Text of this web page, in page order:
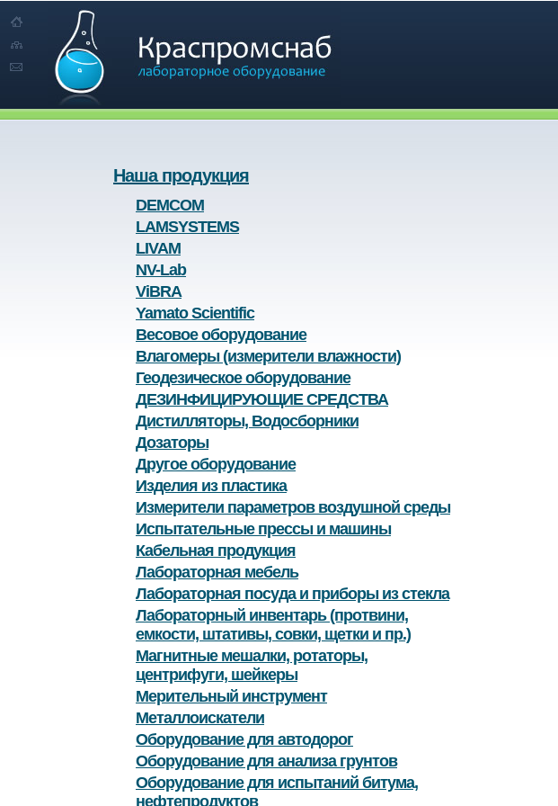
Наша продукция
DEMCOM
LAMSYSTEMS
LIVAM
NV-Lab
ViBRA
Yamato Scientific
Весовое оборудование
Влагомеры (измерители влажности)
Геодезическое оборудование
ДЕЗИНФИЦИРУЮЩИЕ СРЕДСТВА
Дистилляторы, Водосборники
Дозаторы
Другое оборудование
Изделия из пластика
Измерители параметров воздушной среды
Испытательные прессы и машины
Кабельная продукция
Лабораторная мебель
Лабораторная посуда и приборы из стекла
Лабораторный инвентарь (протвини,
емкости, штативы, совки, щетки и пр.)
Магнитные мешалки, ротаторы,
центрифуги, шейкеры
Мерительный инструмент
Металлоискатели
Оборудование для автодорог
Оборудование для анализа грунтов
Оборудование для испытаний битума,
нефтепродуктов